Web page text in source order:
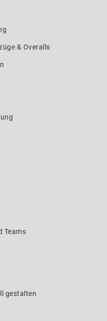
& Overalls
Teams
gestalten